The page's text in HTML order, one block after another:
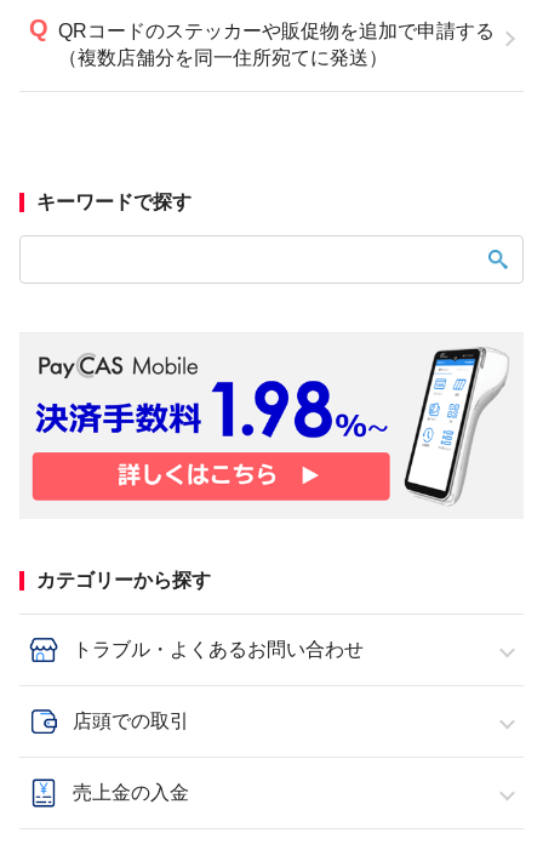
キーワードで探す
QRコードのステッカーや販促物を追加で申請する
（複数店舗分を同一住所宛てに発送）
カテゴリーから探す
トラブル・よくあるお問い合わせ
店頭での取引
売上金の入金